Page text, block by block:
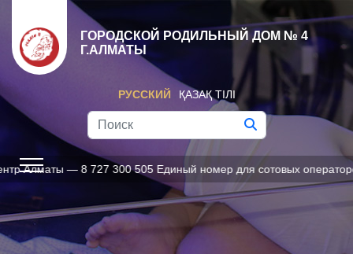
ГОРОДСКОЙ РОДИЛЬНЫЙ ДОМ № 4
Г.АЛМАТЫ
РУССКИЙ ҚАЗАҚ ТІЛІ
— 8 727 300 505 Единый номер для сотовых операторов —